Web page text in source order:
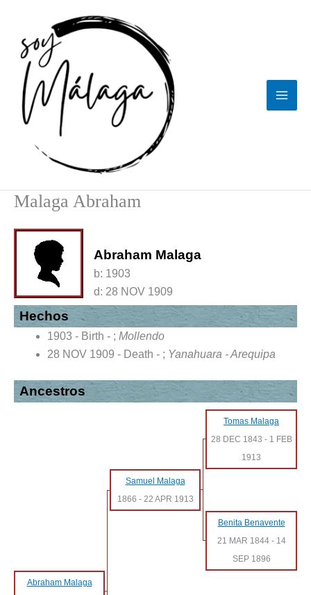
contenido
Malaga Abraham
Abraham Malaga
b: 1903
d: 28 NOV 1909
Hechos
1903 - Birth - ; Mollendo
28 NOV 1909 - Death - ; Yanahuara - Arequipa
Ancestros
Tomas Malaga
28 DEC 1843 - 1 FEB
1913
Samuel Malaga
1866 - 22 APR 1913
Benita Benavente
21 MAR 1844- 14
SEP 1896
Abraham Malaga